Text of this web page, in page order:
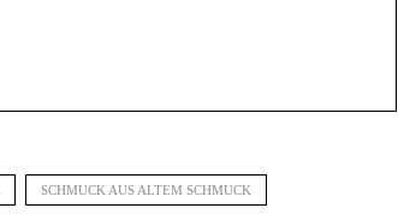
SCHMUCK AUS ALTEM SCHMUCK